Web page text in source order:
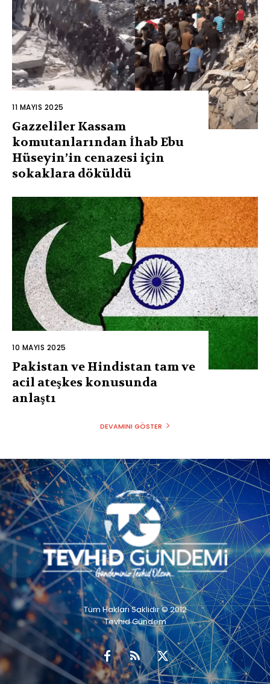
11 MAYIS 2025
Gazzeliler Kassam
komutanlarından İhab Ebu
Hüseyin’in cenazesi için
sokaklara döküldü
10 MAYIS 2025
Pakistan ve Hindistan tam ve
acil ateşkes konusunda
anlaştı
DEVAMINI GÖSTER
Tüm Hakları Saklıdır © 2012
Tevhid Gündem